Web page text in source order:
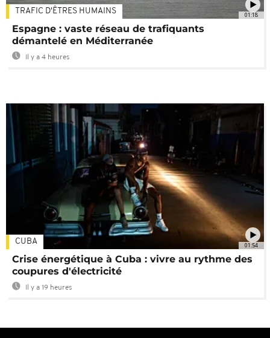
01:18
TRAFIC D'ÊTRES HUMAINS
Espagne : vaste réseau de trafiquants
démantelé en Méditerranée
Il y a 4 heures
01:54
CUBA
Crise énergétique à Cuba : vivre au rythme des
coupures d'électricité
Il y a 19 heures